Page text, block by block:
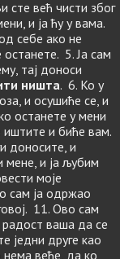
сте већ чисти због
и ја ћу у вама.
себе ако не
5. Ја сам
тај доноси
ништа. 6. Ко у
и осушиће се, и
останете у мени
иштите и биће вам.
доносите, и
мене, и ја љубим
моје
сам ја одржао
11. Ово сам
ваша да се
једни друге као
веће, да ко